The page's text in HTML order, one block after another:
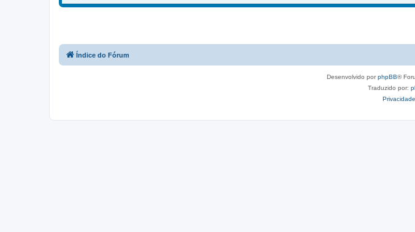
Índice do Fórum
Desenvolvido porphpBB®
Traduzido por:
Privacidade